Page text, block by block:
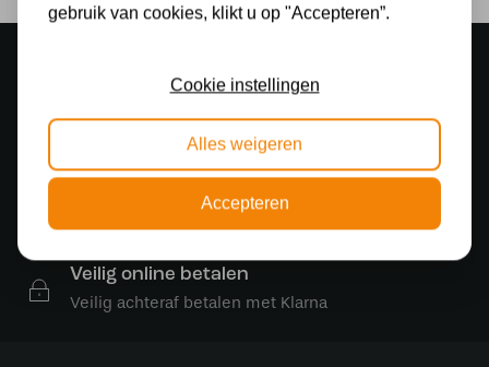
500 m2 lampenwinkel in Rijssen
Gratis verzending in NL vanaf € 50,-
Gratis lichtbronnen
Bestelling inclusief lichtbron
Veilig online betalen
Veilig achteraf betalen met Klarna
gebruik van cookies, klikt u op "Accepteren”.
Cookie instellingen
Alles weigeren
Accepteren